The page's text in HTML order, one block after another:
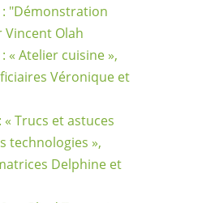
"Démonstration
Vincent Olah
« Atelier cuisine »,
Véronique et
Trucs et astuces
technologies »,
Delphine et